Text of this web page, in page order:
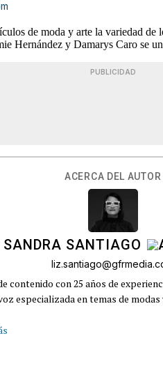
de moda y arte la variedad
Hernández y Damarys Caro se
PUBLICIDAD
ACERCA DEL AUTOR
SANTIAGO
contenido con 25 años de
especializada en temas de